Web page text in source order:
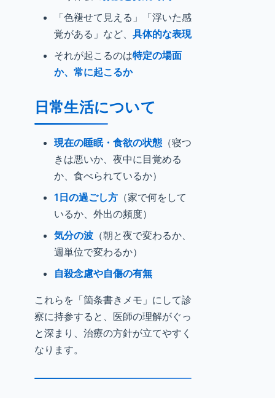
「色褪せて見える」「浮いた感
覚がある」など、 具体的な表現
それが起こるのは特定の場面
か、常に起こるか
日常生活について
現在の睡眠・食欲の状態 （寝つ
きは悪いか、夜中に目覚める
か、食べられているか）
1日の過ごし方 （家で何をして
いるか、外出の頻度）
気分の波 （朝と夜で変わるか、
週単位で変わるか）
自殺念慮や自傷の有無
これらを「箇条書きメモ」にして診
察に持参すると、医師の理解がぐっ
と深まり、治療の方針が立てやすく
なります。